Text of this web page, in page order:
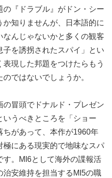
『ドラブル』がドン・シー
知りませんが、日本語的に
んじゃないかと多くの観客
を誘拐されたスパイ」とい
現した邦題をつけたらもう
ではないでしょうか。
冒頭でドナルド・プレゼン
いうべきところを「ショー
ちがあって、本作が1960年
にある現実的で地味なスパ
。MI6として海外の諜報活
安維持を担当するMI5の職